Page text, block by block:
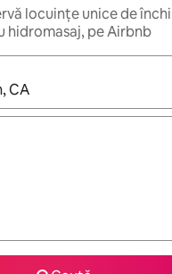
locuințe unice de
hidromasaj, pe Airbnb
navighează